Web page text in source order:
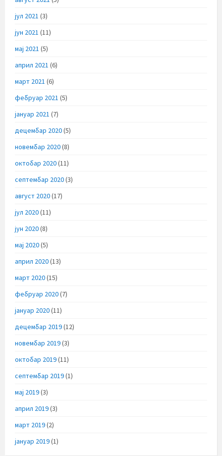
јул 2021 (3)
јун 2021 (11)
мај 2021 (5)
април 2021 (6)
март 2021 (6)
фебруар 2021 (5)
јануар 2021 (7)
децембар 2020(5)
новембар 2020(8)
октобар 2020(11)
септембар 2020(3)
август 2020(17)
јул 2020(11)
јун 2020(8)
мај 2020(5)
април 2020(13)
март 2020(15)
фебруар 2020(7)
јануар 2020(11)
децембар 2019(12)
новембар 2019(3)
октобар 2019(11)
септембар 2019(1)
мај 2019(3)
април 2019(3)
март 2019(2)
јануар 2019(1)